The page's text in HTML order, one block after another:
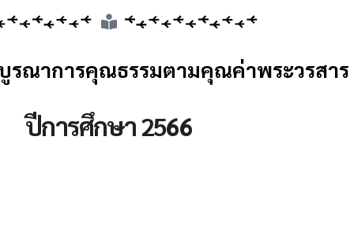
รณาการคุณธรรมตามคุณค่าพระวรสาร
ปีการศึกษา 2566